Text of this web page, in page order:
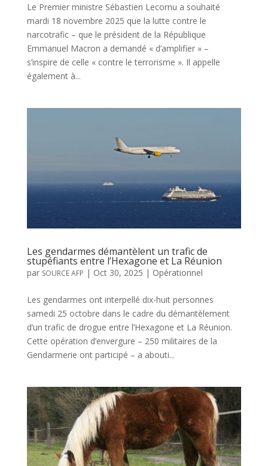
Le Premier ministre Sébastien Lecornu a souhaité
mardi 18 novembre 2025 que la lutte contre le
narcotrafic – que le président de la République
Emmanuel Macron a demandé « d’amplifier » –
s’inspire de celle « contre le terrorisme ». Il appelle
également à...
Les gendarmes démantèlent un trafic de
stupéfiants entre l’Hexagone et La Réunion
par SOURCE AFP | Oct 30, 2025 | Opérationnel
Les gendarmes ont interpellé dix-huit personnes
samedi 25 octobre dans le cadre du démantèlement
d’un trafic de drogue entre l’Hexagone et La Réunion.
Cette opération d’envergure – 250 militaires de la
Gendarmerie ont participé – a abouti...